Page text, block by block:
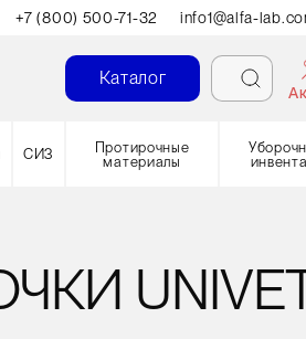
+7 (800) 500-71-32 info1@alfa-
Каталог
СИЗ
Протирочные
материалы